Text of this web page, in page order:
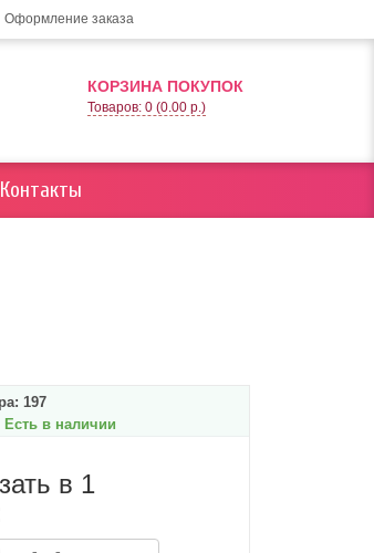
Оформление заказа
КОРЗИНА ПОКУПОК
Товаров: 0 (0.00 р.)
Контакты
197
Есть в наличии
в 1